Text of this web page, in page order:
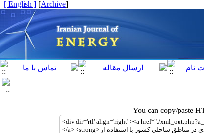
[
Archive
]
[ English ]
You can copy/paste